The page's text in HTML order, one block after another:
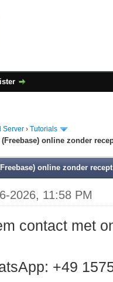
Server ›Tutorials
online zonder
online zonder
2026, 11:58 PM
contact met
+49